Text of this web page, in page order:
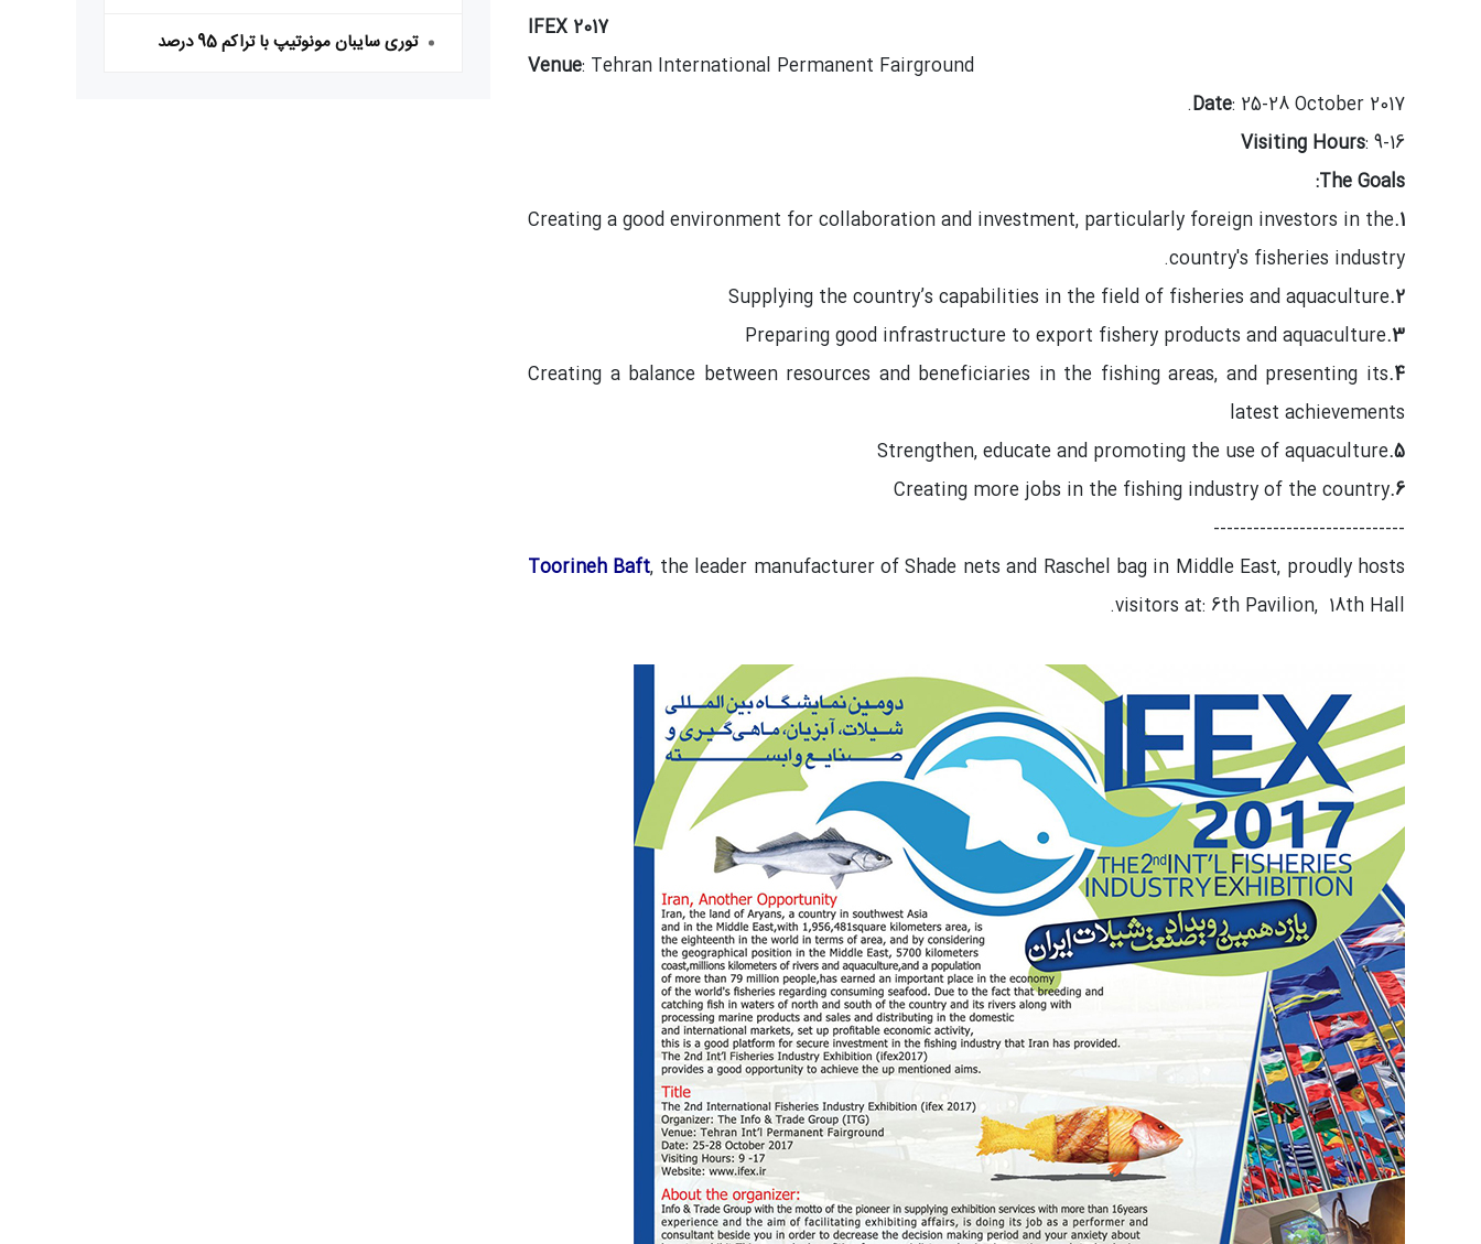
IFEX 2017
Venue: Tehran International Permanent Fairground
Date: 25-28 October 2017.
Visiting Hours: 9-16
The Goals:
1.
Creating a good environment for collaboration and investment, particularly foreign investors in the
country's fisheries industry.
2.
Supplying the country’s capabilities in the field of fisheries and aquaculture
3.
Preparing good infrastructure to export fishery products and aquaculture
4.
Creating a balance between resources and beneficiaries in the fishing areas, and presenting its
latest achievements
5.
Strengthen, educate and promoting the use of aquaculture
6.
Creating more jobs in the fishing industry of the country
-----------------------------
Toorineh Baft, the leader manufacturer of Shade nets and Raschel bag in Middle East, proudly hosts
visitors at: 6th Pavilion, 18th Hall.
توری سایبان مونوتیپ با تراکم 95 درصد